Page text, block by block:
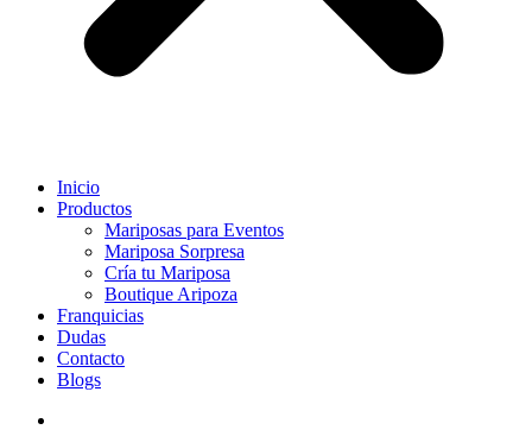
Inicio
Productos
Mariposas para Eventos
Mariposa Sorpresa
Cría tu Mariposa
Boutique Aripoza
Franquicias
Dudas
Contacto
Blogs